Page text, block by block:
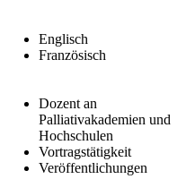
Englisch
Französisch
Dozent an
Palliativakademien und
Hochschulen
Vortragstätigkeit
Veröffentlichungen